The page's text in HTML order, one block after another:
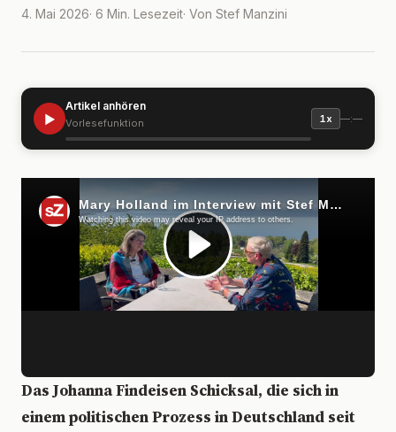
4. Mai 2026· 6 Min. Lesezeit· Von Stef Manzini
▶
Artikel anhören
Vorlesefunktion 1x —:—
Das Johanna Findeisen Schicksal, die sich in
einem politischen Prozess in Deutschland seit